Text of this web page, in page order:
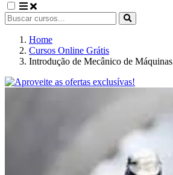
Home
Cursos Online Grátis
Introdução de Mecânico de Máquinas